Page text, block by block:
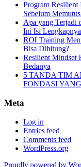
Program
Sebelum
Apa yang Terjadi
Ini Isi Lengkapnya
ROI Training
Bisa Dihitung?
Resilient Mindset
Bedanya
5 TANDA TIM
FONDASI
Meta
Log in
Entries feed
Comments feed
WordPress.org
Proudly powered by